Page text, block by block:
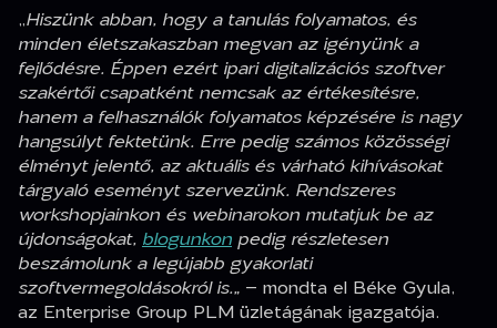
„Hiszünk abban, hogy a tanulás folyamatos, és
minden életszakaszban megvan az igényünk a
fejlődésre. Éppen ezért ipari digitalizációs szoftver
szakértői csapatként nemcsak az értékesítésre,
hanem a felhasználók folyamatos képzésére is nagy
hangsúlyt fektetünk. Erre pedig számos közösségi
élményt jelentő, az aktuális és várható kihívásokat
tárgyaló eseményt szervezünk. Rendszeres
workshopjainkon és webinarokon mutatjuk be az
újdonságokat,blogunkonpedig részletesen
beszámolunk a legújabb gyakorlati
szoftvermegoldásokról is.„ – mondta el Béke Gyula,
az Enterprise Group PLM üzletágának igazgatója.